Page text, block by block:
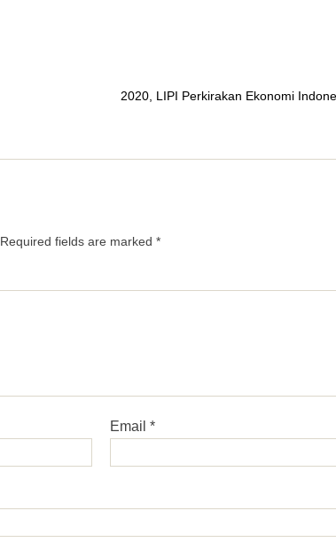
2020, LIPI Perkirakan Ekonomi
Required fields are marked *
Email*